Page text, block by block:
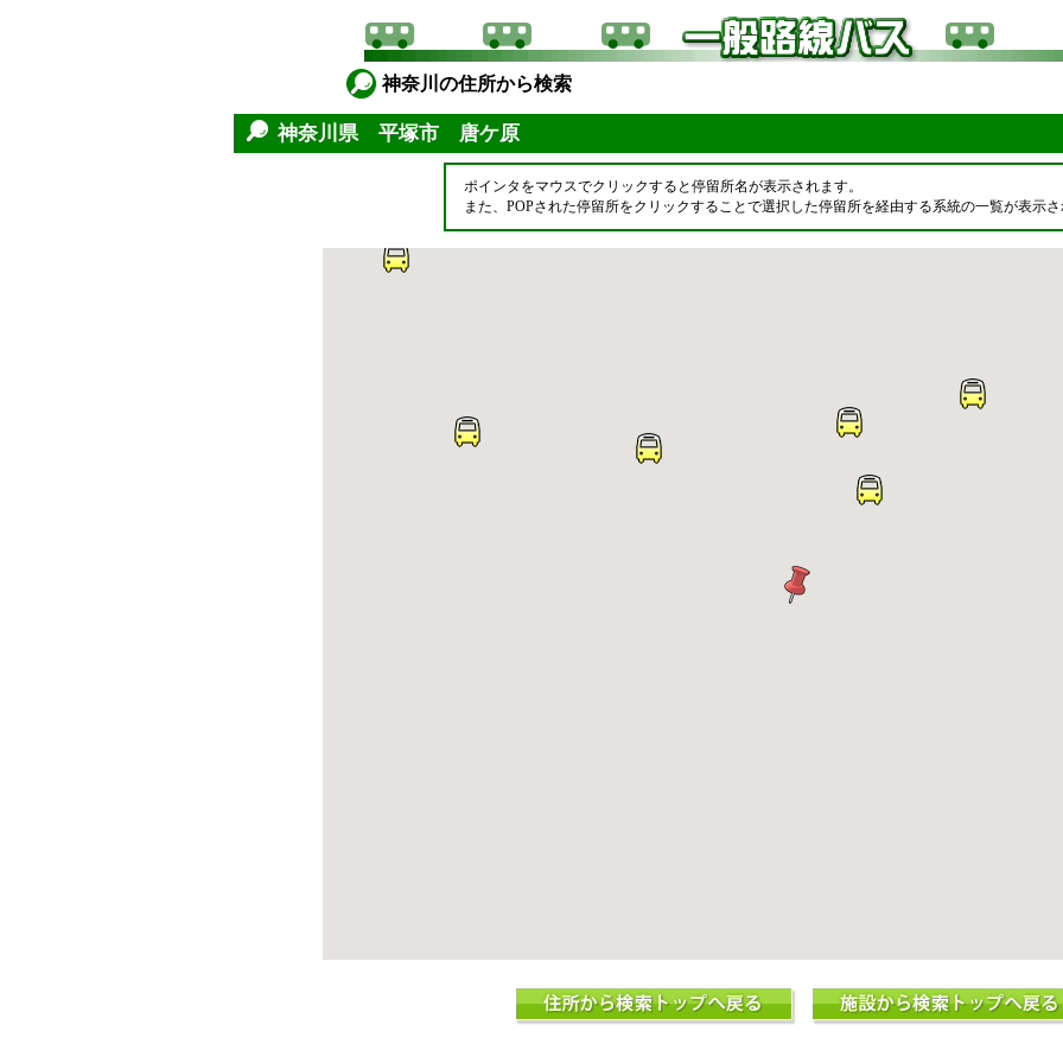
神奈川の住所から検索
神奈川県 平塚市 唐ケ原
ポインタをマウスでクリックすると停留所名が表示されます。
また、POPされた停留所をクリックすることで選択した停留所を経由する系統の一覧が表示